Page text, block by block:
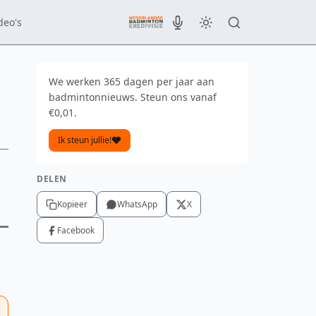
We werken 365 dagen per jaar aan
badmintonnieuws. Steun ons vanaf
€0,01.
Ik steun jullie!
DELEN
Kopieer WhatsApp X
Facebook